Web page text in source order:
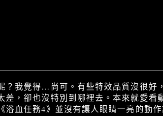
？我覺得…尚可。有些特效品質沒很好
差，卻也沒特別到哪裡去。本來就愛看
浴血任務4》並沒有讓人眼睛一亮的動